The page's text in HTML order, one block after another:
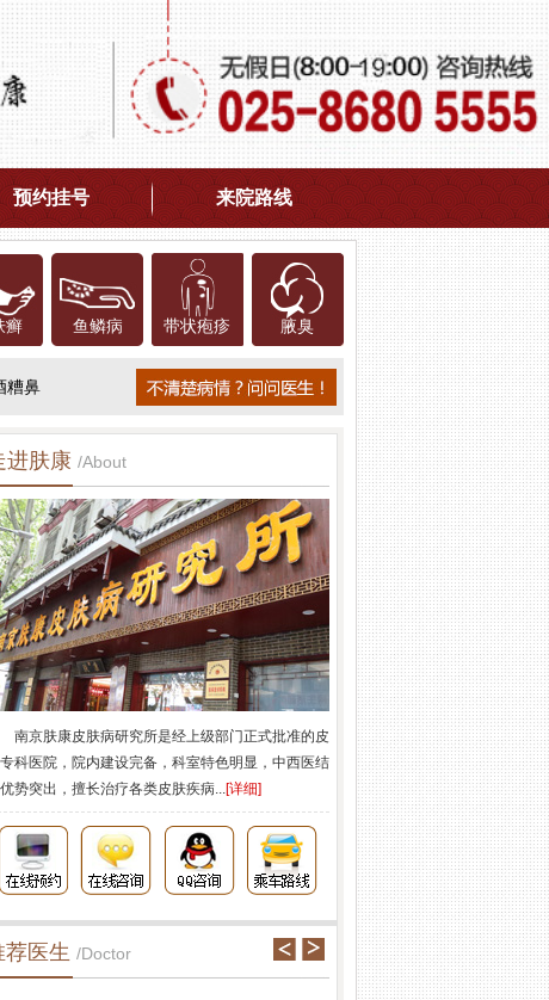
预约挂号 来院路线
癣 鱼鳞病 带状疱疹 腋臭
糟鼻
进肤康 /About
南京肤康皮肤病研究所是经上级部门正式批准的皮
科医院，院内建设完备，科室特色明显，中西医结
势突出，擅长治疗各类皮肤疾病...[详细]
荐医生 /Doctor